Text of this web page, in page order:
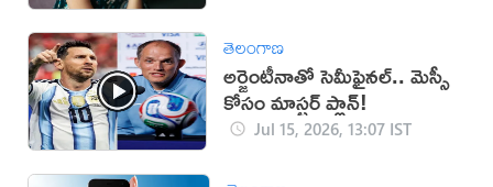
తెలంగాణ
అర్జెంటీనాతో సెమీఫైనల్.. మెస్సీ
కోసం మాస్టర్ ప్లాన్‌!
Jul 15, 2026, 13:07 IST